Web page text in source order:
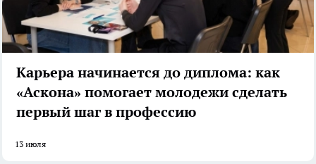
Карьера начинается до диплома: как
«Аскона» помогает молодежи сделать
первый шаг в профессию
13 июля